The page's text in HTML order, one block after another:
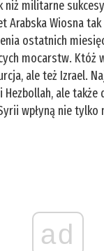
niż militarne
Arabska Wiosna
ostatnich
mocarstw. Któż
ale też Izrael.
Hezbollah, ale
wpłyną nie tylko
ad